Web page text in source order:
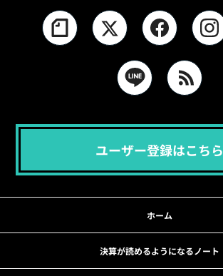
ユーザー登録はこちら
ホーム
決算が読めるようになるノート